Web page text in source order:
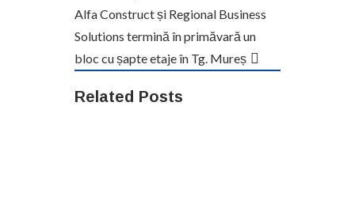
Alfa Construct și Regional Business
Solutions termină în primăvară un
bloc cu șapte etaje în Tg. Mureș
Related Posts